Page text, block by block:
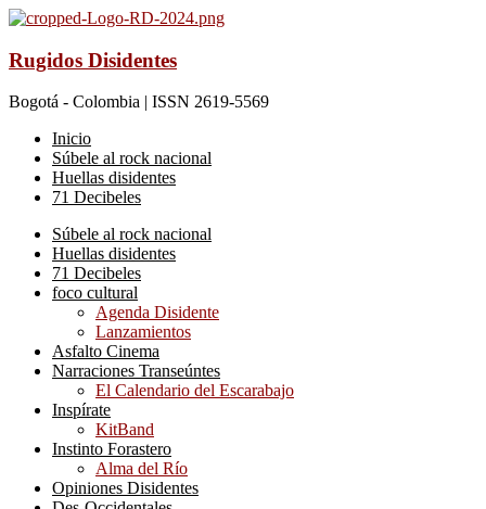
Rugidos Disidentes
Bogotá - Colombia | ISSN 2619-5569
Inicio
Súbele al rock nacional
Huellas disidentes
71 Decibeles
Súbele al rock nacional
Huellas disidentes
71 Decibeles
foco cultural
Agenda Disidente
Lanzamientos
Asfalto Cinema
Narraciones Transeúntes
El Calendario del Escarabajo
Inspírate
KitBand
Instinto Forastero
Alma del Río
Opiniones Disidentes